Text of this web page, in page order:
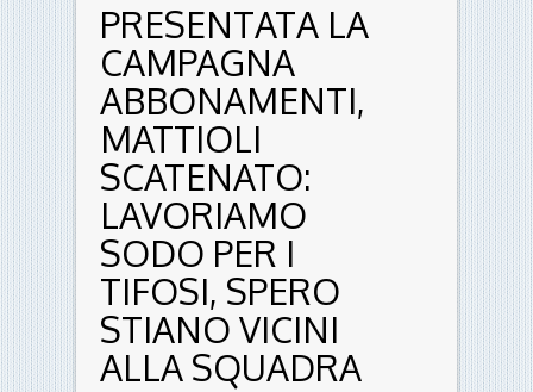
PRESENTATA LA
CAMPAGNA
ABBONAMENTI,
MATTIOLI
SCATENATO:
LAVORIAMO
SODO PER I
TIFOSI, SPERO
STIANO VICINI
ALLA SQUADRA